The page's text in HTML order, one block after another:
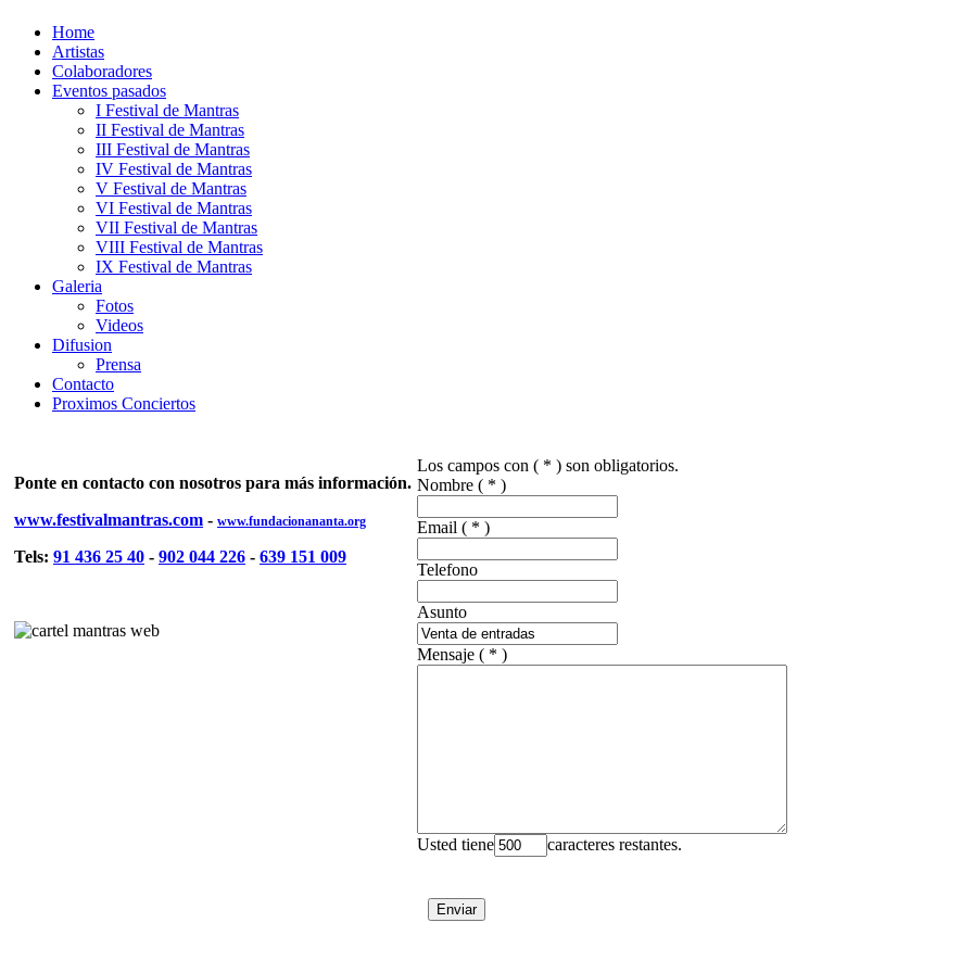
Home
Artistas
Colaboradores
Eventos pasados
I Festival de Mantras
II Festival de Mantras
III Festival de Mantras
IV Festival de Mantras
V Festival de Mantras
VI Festival de Mantras
VII Festival de Mantras
VIII Festival de Mantras
IX Festival de Mantras
Galeria
Fotos
Videos
Difusion
Prensa
Contacto
Proximos Conciertos
Ponte en contacto con nosotros para más información.
www.festivalmantras.com - www.fundacionananta.org
Tels: 91 436 25 40 - 902 044 226 - 639 151 009
Los campos con ( * ) son obligatorios.
Nombre ( * )
Email ( * )
Telefono
Asunto
Mensaje ( * )
Usted tiene caracteres restantes.